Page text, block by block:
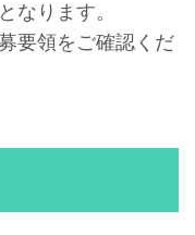
なります。
要領をご確認くだ